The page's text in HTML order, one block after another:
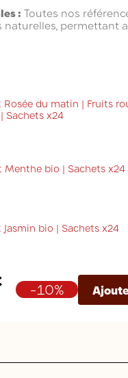
: Toutes nos
naturelles, permettant
Rosée du matin | Fruits
Sachets x24
Menthe bio | Sachets x24
Jasmin bio | Sachets x24
-10%